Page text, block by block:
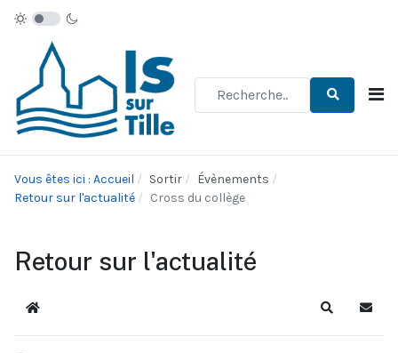
Vous êtes ici : Accueil Sortir
Évènements
Retour sur l'actualité
Cross du collège
Retour sur l'actualité
Accueil Recherche